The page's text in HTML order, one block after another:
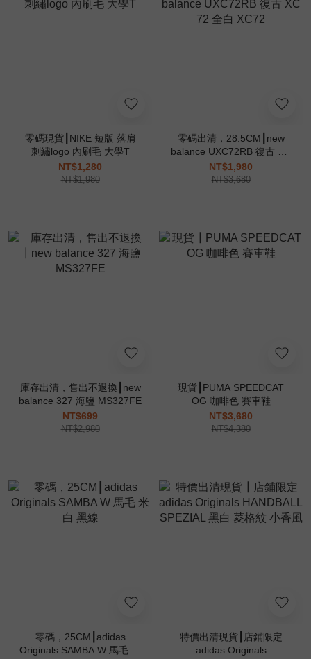
零碼現貨┃NIKE 短版 落肩
刺繡logo 內刷毛 大學T
NT$1,280
NT$1,980
零碼出清，28.5CM┃new
balance UXC72RB 復古 XC
72 全白 XC72
NT$1,980
NT$3,680
庫存出清，售出不退換┃new
balance 327 海鹽 MS327FE
NT$699
NT$2,980
現貨┃PUMA SPEEDCAT
OG 咖啡色 賽車鞋
NT$3,680
NT$4,380
零碼，25CM┃adidas
Originals SAMBA W 馬毛 米
特價出清現貨┃店鋪限定
adidas Originals